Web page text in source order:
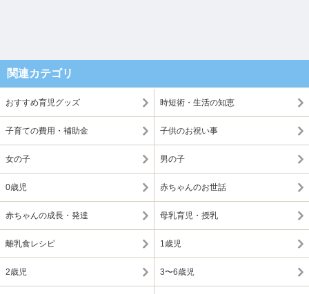
関連カテゴリ
おすすめ育児グッズ 時短術・生活の知恵
子育ての費用・補助金 子供のお祝い事
女の子 男の子
0歳児 赤ちゃんのお世話
赤ちゃんの成長・発達 母乳育児・授乳
離乳食レシピ 1歳児
2歳児 3〜6歳児